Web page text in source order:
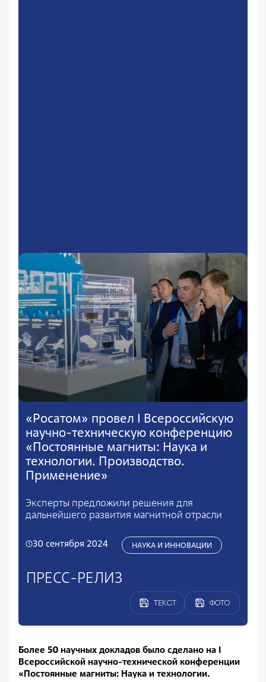
«Росатом» провел I Всероссийскую
научно-техническую конференцию
«Постоянные магниты: Наука и
технологии. Производство.
Применение»
Эксперты предложили решения для
дальнейшего развития магнитной отрасли
30 сентября 2024 НАУКА И ИННОВАЦИИ
ПРЕСС-РЕЛИЗ
ТЕКСТ ФОТО
Более 50 научных докладов было сделано на I
Всероссийской научно-технической конференции
«Постоянные магниты: Наука и технологии.